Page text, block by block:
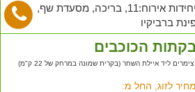
יחידות אירוח:11, בריכה, מסעדת שף,
ברביקיו
הכוכבים
צימרים ליד איילת השחר (בקרית שמונה במרחק של 22 ק"מ)
מחיר לזוג, החל מ: